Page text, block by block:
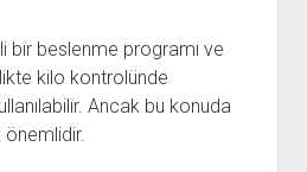
bir beslenme programı ve
kilo kontrolünde
Ancak bu konuda